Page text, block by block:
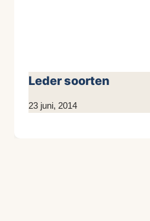
Leder soorten
Door
23 juni, 2014